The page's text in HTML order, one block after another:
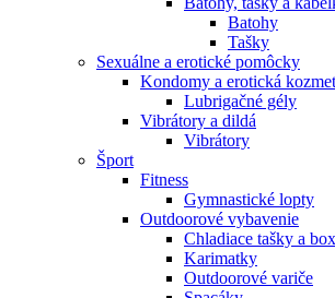
Batohy
Tašky
Sexuálne a erotické pomôcky
Kondomy a erotická
Lubrigačné gély
Vibrátory a dildá
Vibrátory
Šport
Fitness
Gymnastické lopty
Outdoorové vybavenie
Chladiace tašky a
Karimatky
Outdoorové variče